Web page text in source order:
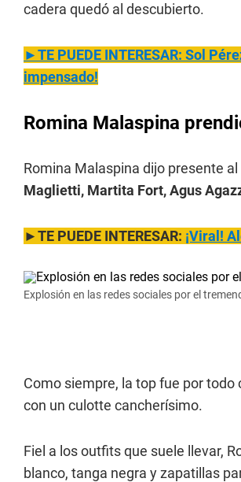
cadera quedó al descubierto.
►TE PUEDE INTERESAR: Sol
impensado!
Romina Malaspina
Romina Malaspina dijo presente
Maglietti, Martita Fort, Agus
►TE PUEDE INTERESAR: ¡Viral!
Explosión en las redes sociales por el
Como siempre, la top fue por
con un culotte cancherísimo.
Fiel a los outfits que suele llevar,
blanco, tanga negra y zapatillas